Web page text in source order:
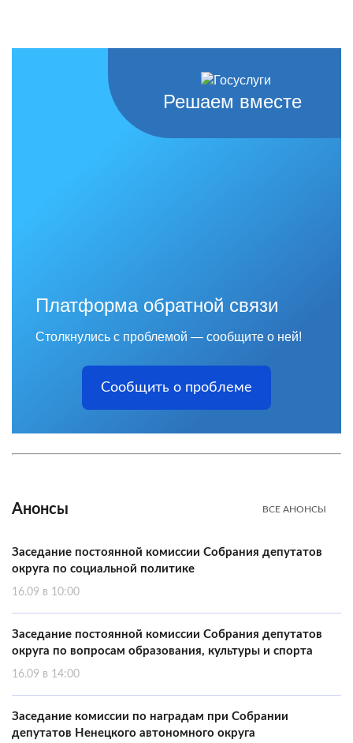
Решаем вместе
Платформа обратной связи
Столкнулись с проблемой — сообщите о ней!
Сообщить о проблеме
Анонсы ВСЕ АНОНСЫ
Заседание постоянной комиссии Собрания депутатов
округа по социальной политике
16.09 в 10:00
Заседание постоянной комиссии Собрания депутатов
округа по вопросам образования, культуры и спорта
16.09 в 14:00
Заседание комиссии по наградам при Собрании
депутатов Ненецкого автономного округа